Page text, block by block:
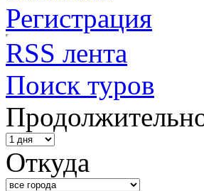
Регистрация
RSS лента
Поиск туров
Откуда